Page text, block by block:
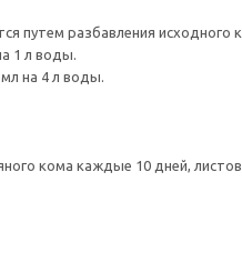
путем разбавления исходного
1 л воды.
на 4 л воды.
кома каждые 10 дней,